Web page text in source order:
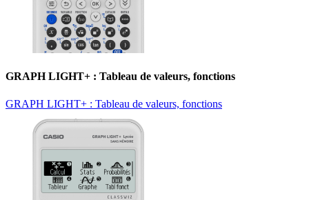
GRAPH LIGHT+ : Tableau de valeurs, fonctions
GRAPH LIGHT+ : Tableau de valeurs, fonctions